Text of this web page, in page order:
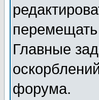
Главные
форума.